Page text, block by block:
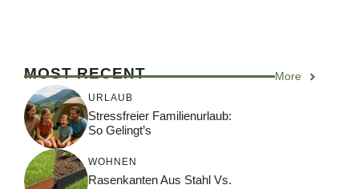
MOST RECENT More
URLAUB
Stressfreier Familienurlaub:
So Gelingt’s
WOHNEN
Rasenkanten Aus Stahl Vs.